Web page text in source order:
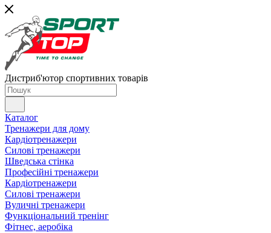
Дистриб'ютор спортивних товарів
Каталог
Тренажери для дому
Кардіотренажери
Силові тренажери
Шведська стінка
Професійні тренажери
Кардіотренажери
Силові тренажери
Вуличні тренажери
Функціональний тренінг
Фітнес, аеробіка